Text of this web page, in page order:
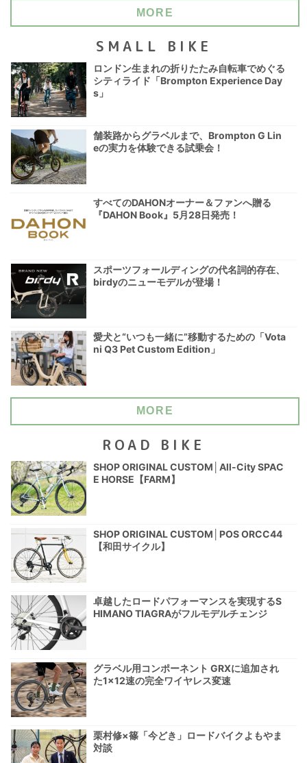
MORE
SMALL BIKE
ロンドン生まれの折りたたみ自転車でめぐる
シティライド「Brompton Experience Day
s」
舗装路からグラベルまで、Brompton G Lin
eの実力を体験できる試乗会！
すべてのDAHONオーナー＆ファンへ贈る
『DAHON Book』5月28日発売！
スポーツフォールディングの代名詞的存在、
birdyのニューモデルが登場！
愛犬と“いつも一緒に”移動するための「Vota
ni Q3 Pet Custom Edition」
MORE
ROAD BIKE
SHOP ORIGINAL CUSTOM│All-City SPAC
E HORSE【FARM】
SHOP ORIGINAL CUSTOM│POS ORCC44
【和田サイクル】
卓越したロードパフォーマンスを実現するS
HIMANO TIAGRAがフルモデルチェンジ
グラベル用コンポーネント GRXに追加され
た1×12速の完全ワイヤレス変速
栗村修×篠「今どき」ロードバイクよもやま
対談